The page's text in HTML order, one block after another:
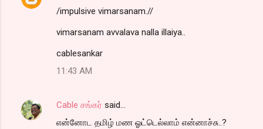
/impulsive vimarsanam.//
vimarsanam avvalava nalla illaiya..
cablesankar
11:43 AM
Cable சங்கர் said…
என்னோட தமிழ் மண ஓட்டெல்லாம் என்னாச்சு..?